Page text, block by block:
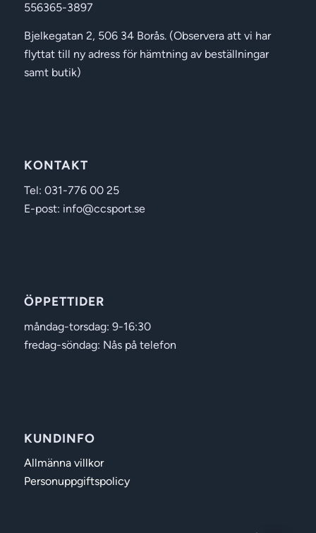
556365-3897
Bjelkegatan 2, 506 34 Borås. (Observera att vi har
flyttat till ny adress för hämtning av beställningar
samt butik)
KONTAKT
Tel: 031-776 00 25
E-post: info@ccsport.se
ÖPPETTIDER
måndag-torsdag: 9-16:30
fredag-söndag: Nås på telefon
KUNDINFO
Allmänna villkor
Personuppgiftspolicy